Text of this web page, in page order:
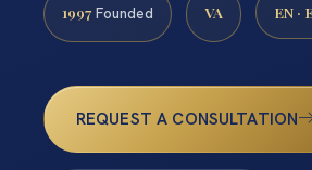
1997 Founded VA EN ·
REQUEST A CONSULTATION